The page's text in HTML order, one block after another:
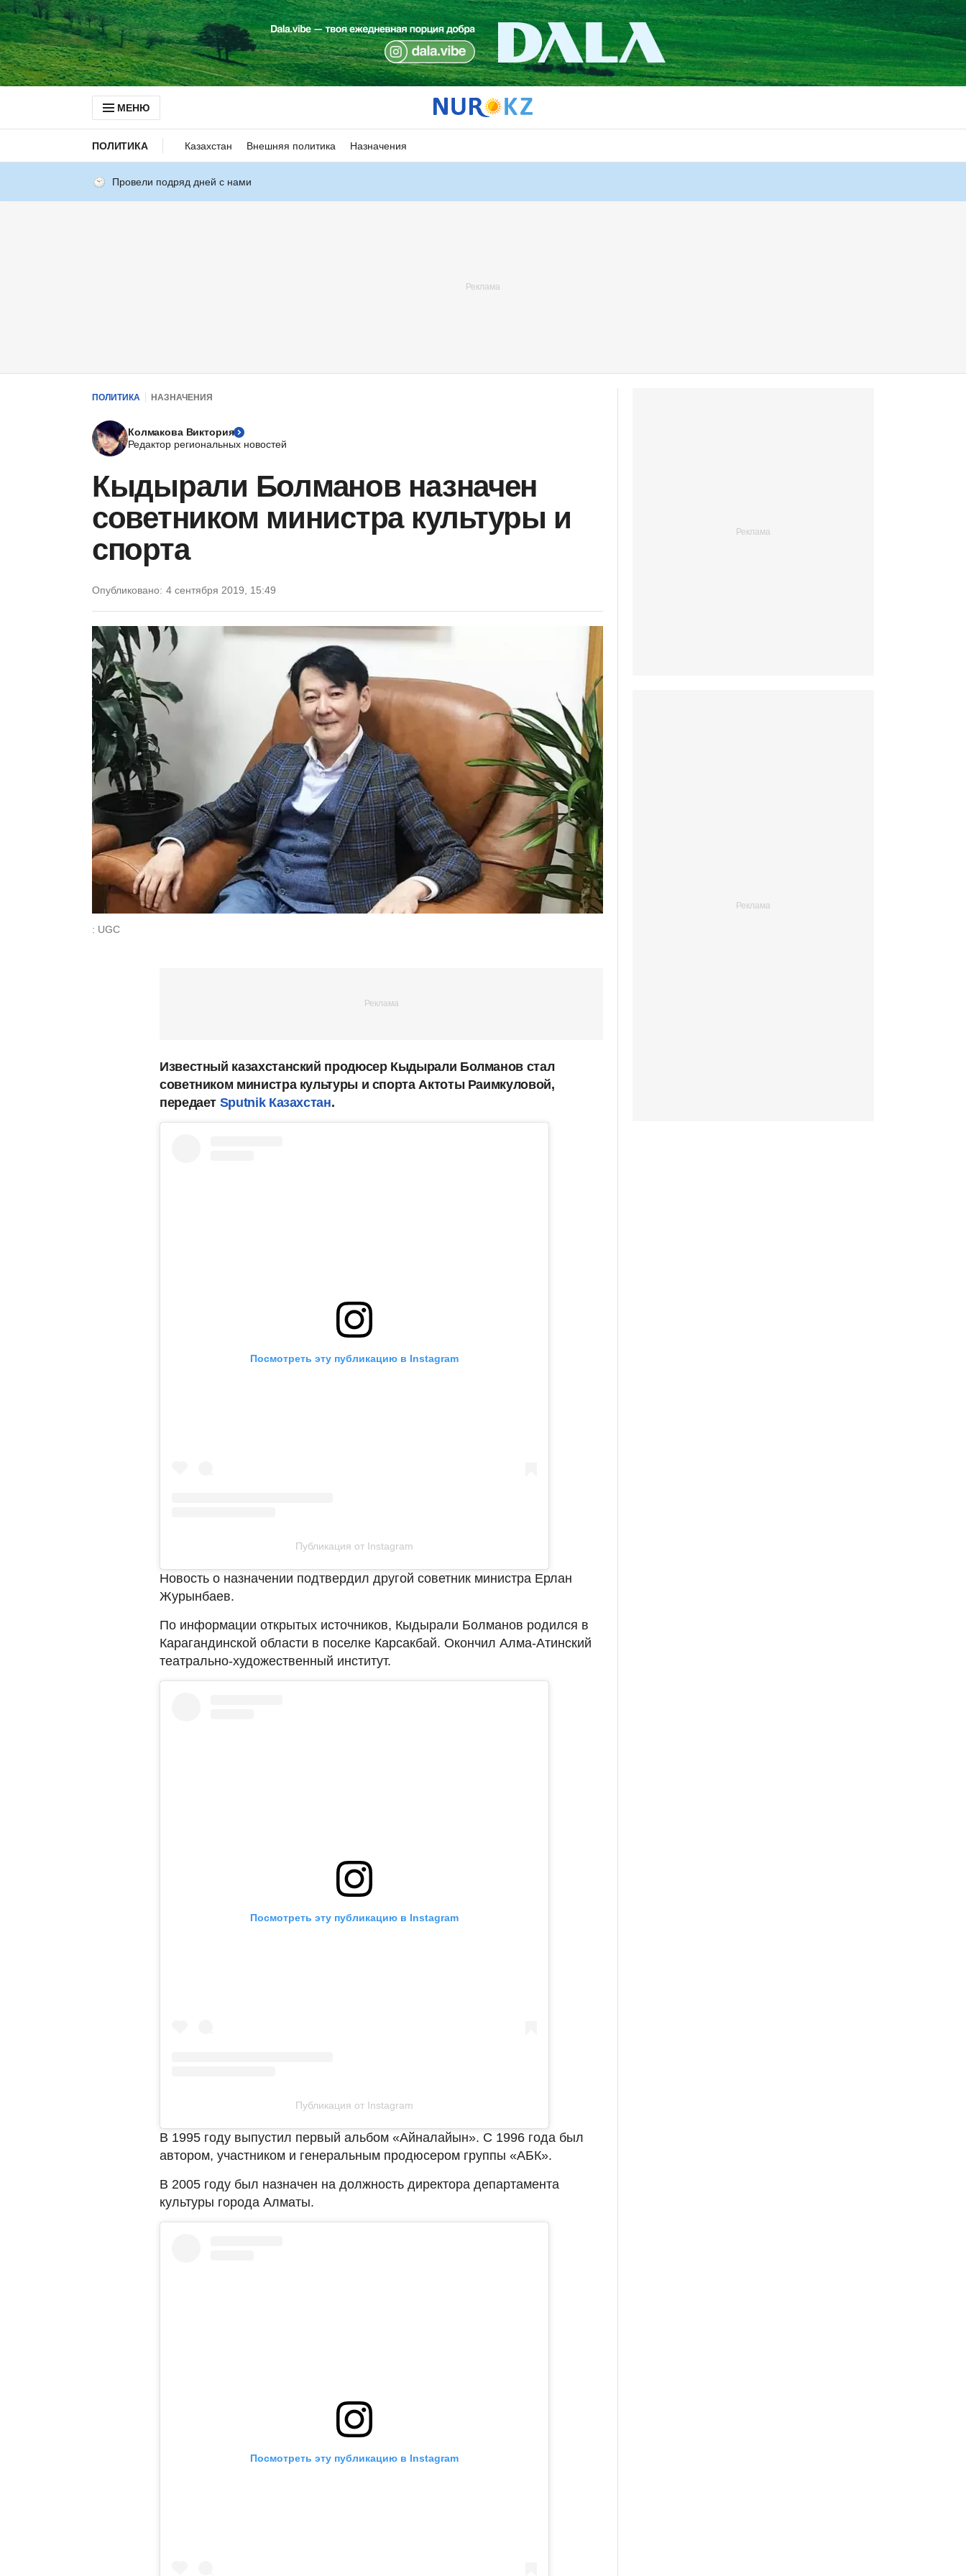
МЕНЮ
ПОЛИТИКА Казахстан Внешняя политика Назначения
Провели подряд дней с нами
ПОЛИТИКА НАЗНАЧЕНИЯ
Колмакова Виктория
Редактор региональных новостей
Кыдырали Болманов назначен
советником министра культуры и
спорта
Опубликовано: 4 сентября 2019, 15:49
: UGC
Известный казахстанский продюсер Кыдырали Болманов стал
советником министра культуры и спорта Актоты Раимкуловой,
передает Sputnik Казахстан.
Посмотреть эту публикацию в Instagram
Публикация от Instagram
Новость о назначении подтвердил другой советник министра Ерлан
Журынбаев.
По информации открытых источников, Кыдырали Болманов родился в
Карагандинской области в поселке Карсакбай. Окончил Алма-Атинский
театрально-художественный институт.
Посмотреть эту публикацию в Instagram
Публикация от Instagram
В 1995 году выпустил первый альбом «Айналайын». С 1996 года был
автором, участником и генеральным продюсером группы «АБК».
В 2005 году был назначен на должность директора департамента
культуры города Алматы.
Посмотреть эту публикацию в Instagram